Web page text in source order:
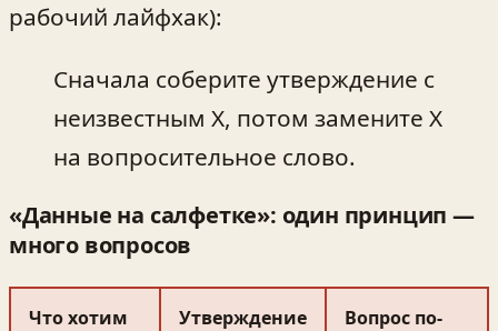
рабочий лайфхак):
Сначала соберите утверждение с
неизвестным Х, потом замените Х
на вопросительное слово.
«Данные на салфетке»: один принцип —
много вопросов
Что хотим
Утверждение
Вопрос по-